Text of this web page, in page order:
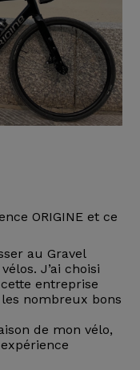
ORIGINE et ce
au Gravel
J’ai choisi
entreprise
nombreux bons
de mon vélo,